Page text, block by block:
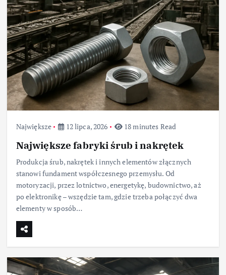
Największe 12 lipca, 2026 18 minutes Read
Największe fabryki śrub i nakrętek
Produkcja śrub, nakrętek i innych elementów złącznych
stanowi fundament współczesnego przemysłu. Od
motoryzacji, przez lotnictwo, energetykę, budownictwo, aż
po elektronikę – wszędzie tam, gdzie trzeba połączyć dwa
elementy w sposób…